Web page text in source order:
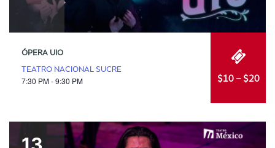
ÓPERA UIO
TEATRO NACIONAL SUCRE
7:30 PM - 9:30 PM $10 – $20